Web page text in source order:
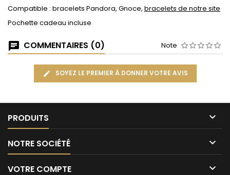
Compatible : bracelets Pandora, Gnoce, bracelets de notre site
Pochette cadeau incluse
COMMENTAIRES (0) Note
SOYEZ LE PREMIER À DONNER VOTRE AVIS
PRODUITS 
NOTRE SOCIÉTÉ 
VOTRE COMPTE 